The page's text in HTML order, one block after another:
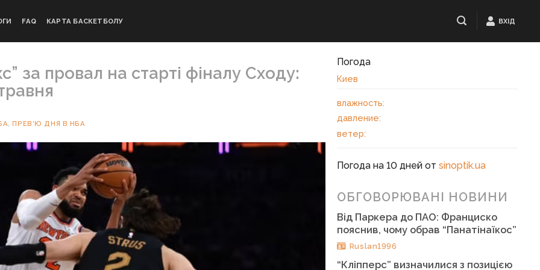
FAQ КАРТА БАСКЕТБОЛУ ВХІД
за провал на старті фіналу Сходу:
ПРЕВ'Ю ДНЯ В НБА
Погода
Киев
влажность:
давление:
ветер:
Погода на 10 дней отsinoptik.ua
ОБГОВОРЮВАНІ НОВИНИ
Від Паркера до ПАО: Франциско
пояснив, чому обрав “Панатінаїкос”
Ruslan1996
“Кліпперс” визначилися з позицією